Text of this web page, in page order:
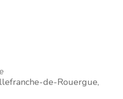
de-Rouergue,